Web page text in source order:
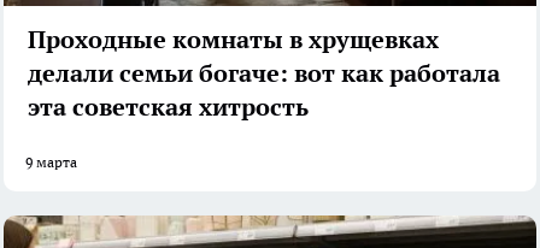
Проходные комнаты в хрущевках
делали семьи богаче: вот как работала
эта советская хитрость
9 марта